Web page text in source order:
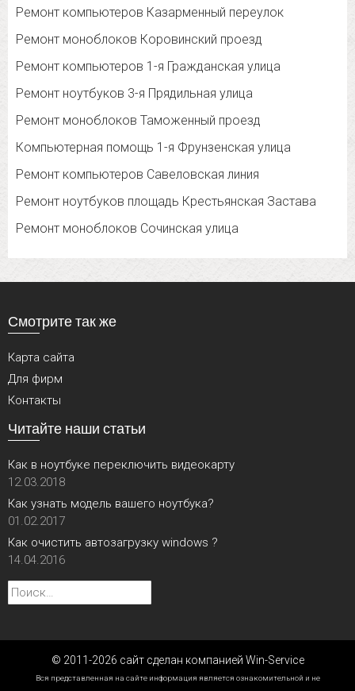
Ремонт компьютеров Казарменный переулок
Ремонт моноблоков Коровинский проезд
Ремонт компьютеров 1-я Гражданская улица
Ремонт ноутбуков 3-я Прядильная улица
Ремонт моноблоков Таможенный проезд
Компьютерная помощь 1-я Фрунзенская улица
Ремонт компьютеров Савеловская линия
Ремонт ноутбуков площадь Крестьянская Застава
Ремонт моноблоков Сочинская улица
Смотрите так же
Карта сайта
Для фирм
Контакты
Читайте наши статьи
Как в ноутбуке переключить видеокарту
12.03.2018
Как узнать модель вашего ноутбука?
01.02.2017
Как очистить автозагрузку windows ?
14.04.2016
Найти:
© 2011-2026 сайт сделан компанией Win-Service
Вся представленная на сайте информация является ознакомительной и не